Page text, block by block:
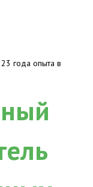
года опыта в